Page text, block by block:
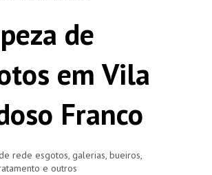
de
em Vila
Franco
rede esgotos, galerias, bueiros,
e outros